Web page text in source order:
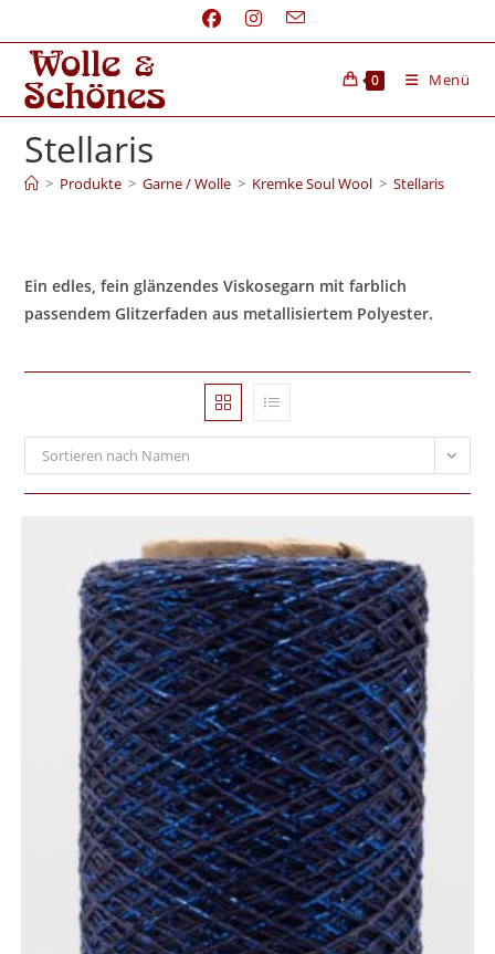
0 Menü
Stellaris
> Produkte > Garne / Wolle > Kremke Soul Wool > Stellaris
Ein edles, fein glänzendes Viskosegarn mit farblich
passendem Glitzerfaden aus metallisiertem Polyester.
Sortieren nach Namen